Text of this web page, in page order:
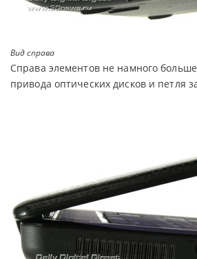
Вид справа
Справа элементов не намного
привода оптических дисков и петля